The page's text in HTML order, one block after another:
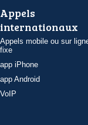
Appels
internationaux
Appels mobile ou sur
fixe
app iPhone
app Android
VoIP